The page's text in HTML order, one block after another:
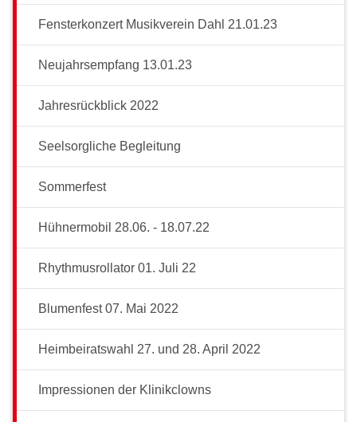
Fensterkonzert Musikverein Dahl 21.01.23
Neujahrsempfang 13.01.23
Jahresrückblick 2022
Seelsorgliche Begleitung
Sommerfest
Hühnermobil 28.06. - 18.07.22
Rhythmusrollator 01. Juli 22
Blumenfest 07. Mai 2022
Heimbeiratswahl 27. und 28. April 2022
Impressionen der Klinikclowns